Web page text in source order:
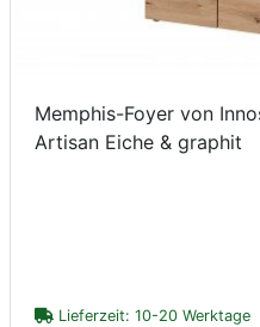
Memphis-Foyer von
Artisan Eiche & graphit
Lieferzeit: 10-20 Werktage